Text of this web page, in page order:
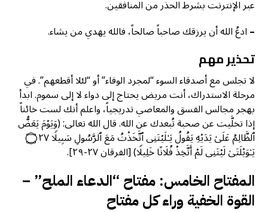
عبر الإنترنت بشرط الحذر من المنافقين.
–ادعُ الله أن يرزقك صاحباً صالحاً، فالله يهدي من يشاء.
تحذير مهم
لا تجلس مع أصدقاء السوء “لمجرد الوفاء” أو “لئلا أقطعهم”. في
مرحلة الاستدراك، أنت مريض يحتاج إلى دواء لا إلى سموم. ابدأ
بهجر مجالس الفسق والمعاصي تدريجياً، واعلم أنك لست خائناً
إذا تخلَّيت عن صحبة تُبعدك عن الله. قال الله تعالى: (وَیَوۡمَ یَعَضُّ
ٱلظَّالِمُ عَلَىٰ یَدَیۡهِ یَقُولُ یَـٰلَیۡتَنِی ٱتَّخَذۡتُ مَعَ ٱلرَّسُولِ سَبِیلࣰا ۝٢٧
یَـٰوَیۡلَتَىٰ لَیۡتَنِی لَمۡ أَتَّخِذۡ فُلَانًا خَلِیلࣰا) [الفرقان ٢٧-٢٩].
المفتاح الخامس: مفتاح “الدعاء الملح” –
القوة الخفية وراء كل مفتاح